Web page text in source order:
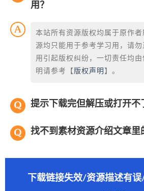
用？
本站所有资源版权均属于原作
源均只能用于参考学习用，请
用引起版权纠纷，一切责任均
明请参考【 版权声明 】。
提示下载完但解压或打开不
找不到素材资源介绍文章里
下载链接失效/资源描述有